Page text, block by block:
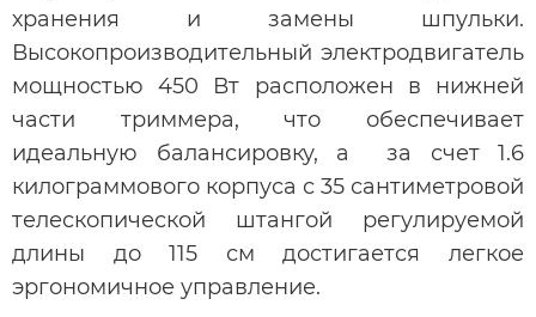
хранения и замены шпульки.
Высокопроизводительный электродвигатель
мощностью 450 Вт расположен в нижней
части триммера, что обеспечивает
идеальную балансировку, а за счет 1.6
килограммового корпуса с 35 сантиметровой
телескопической штангой регулируемой
длины до 115 см достигается легкое
эргономичное управление.